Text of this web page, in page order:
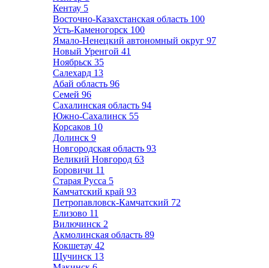
Кентау 5
Восточно-Казахстанская область 100
Усть-Каменогорск 100
Ямало-Ненецкий автономный округ 97
Новый Уренгой 41
Ноябрьск 35
Салехард 13
Абай область 96
Семей 96
Сахалинская область 94
Южно-Сахалинск 55
Корсаков 10
Долинск 9
Новгородская область 93
Великий Новгород 63
Боровичи 11
Старая Русса 5
Камчатский край 93
Петропавловск-Камчатский 72
Елизово 11
Вилючинск 2
Акмолинская область 89
Кокшетау 42
Щучинск 13